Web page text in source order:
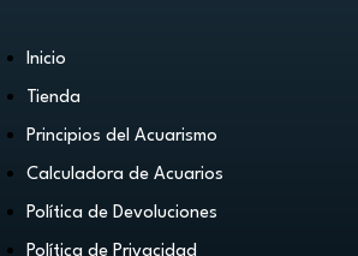
Inicio
Tienda
Principios del Acuarismo
Calculadora de Acuarios
Política de Devoluciones
Política de Privacidad